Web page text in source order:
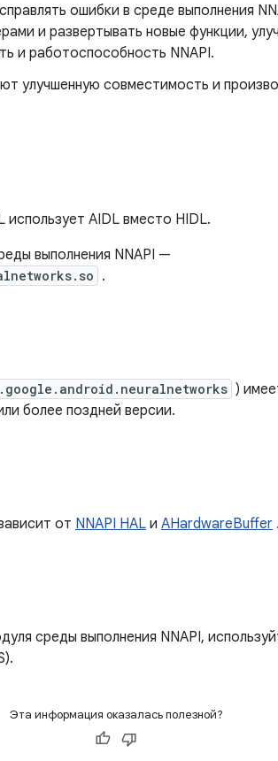
ошибки в среде выполнения
и развертывать новые функции,
и работоспособность NNAPI.
улучшенную совместимость и
использует AIDL вместо HIDL.
выполнения NNAPI —
.
)
более поздней версии.
от NNAPI HAL и AHardwareBuffer .
среды выполнения NNAPI,
Эта информация оказалась полезной?